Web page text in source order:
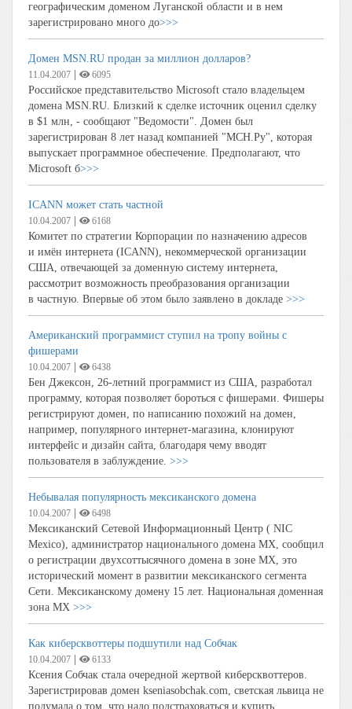
географическим доменом Луганской области и в нем
зарегистрировано много до>>>
Домен MSN.RU продан за миллион долларов?
11.04.2007 6095
Российское представительство Microsoft стало владельцем
домена MSN.RU. Близкий к сделке источник оценил сделку
в $1 млн, - сообщают "Ведомости". Домен был
зарегистрирован 8 лет назад компанией "МСН.Ру", которая
выпускает программное обеспечение. Предполагают, что
Microsoft б>>>
ICANN может стать частной
10.04.2007 6168
Комитет по стратегии Корпорации по назначению адресов
и имён интернета (ICANN), некоммерческой организации
США, отвечающей за доменную систему интернета,
рассмотрит возможность преобразования организации
в частную. Впервые об этом было заявлено в докладе >>>
Американский программист ступил на тропу войны с
фишерами
10.04.2007 6438
Бен Джексон, 26-летний программист из США, разработал
программу, которая позволяет бороться с фишерами. Фишеры
регистрируют домен, по написанию похожий на домен,
например, популярного интернет-магазина, клонируют
интерфейс и дизайн сайта, благодаря чему вводят
пользователя в заблуждение. >>>
Небывалая популярность мексиканского домена
10.04.2007 6498
Мексиканский Сетевой Информационный Центр ( NIC
Mexico), администратор национального домена MX, сообщил
о регистрации двухсоттысячного домена в зоне MX, это
исторический момент в развитии мексиканского сегмента
Сети. Мексиканскому домену 15 лет. Национальная доменная
зона MX >>>
Как киберсквоттеры подшутили над Собчак
10.04.2007 6133
Ксения Собчак стала очередной жертвой киберсквоттеров.
Зарегистрировав домен kseniasobchak.com, светская львица не
подумала о том, что надо подстраховаться и купить